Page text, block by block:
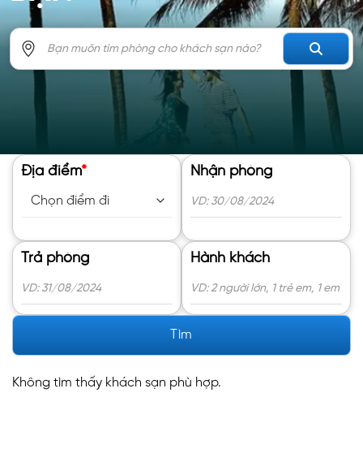
Địa điểm* Nhận phòng
Trả phòng Hành khách
Tìm
Không tìm thấy khách sạn phù hợp.